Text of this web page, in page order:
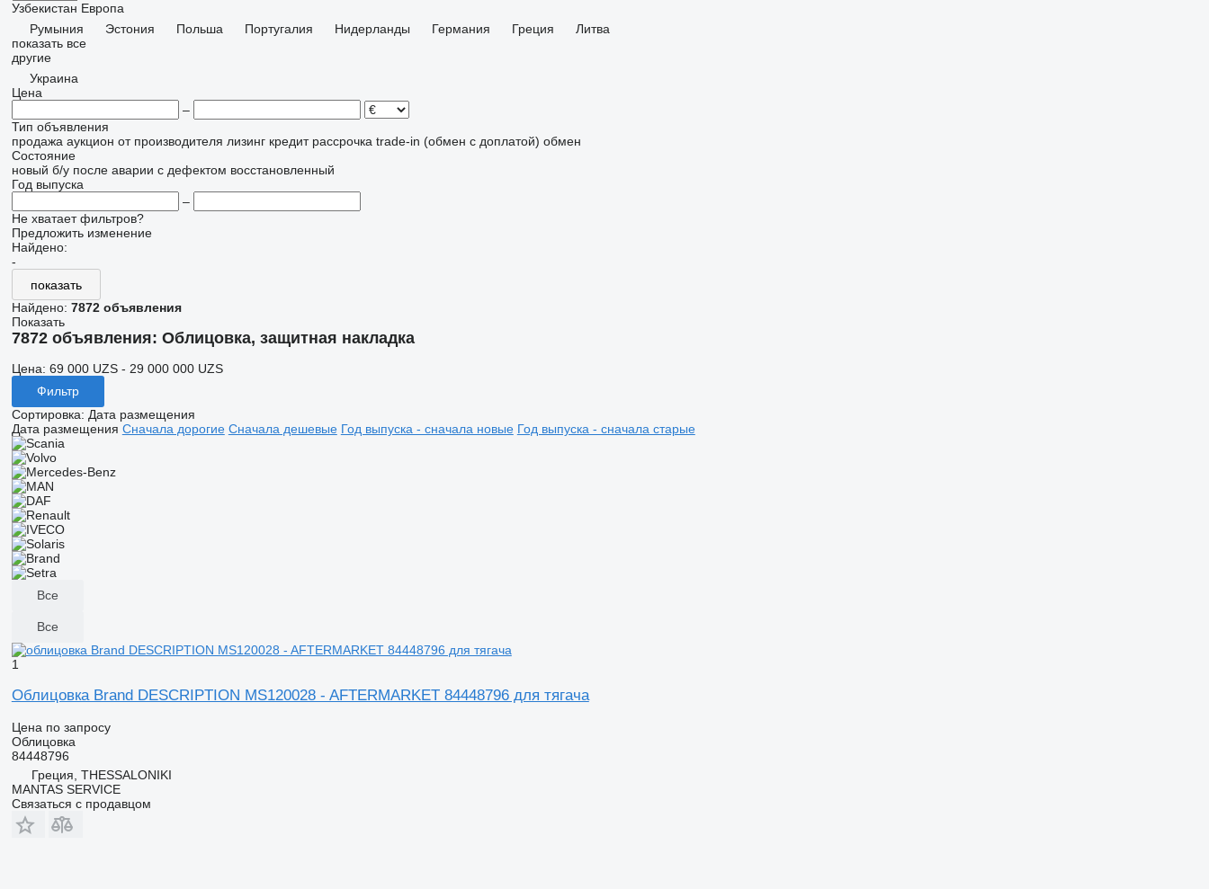
Узбекистан Европа
Румыния
Эстония Польша Португалия Нидерланды Германия Греция
Литва
показать все
другие
Украина
Цена
–
Тип объявления
продажа аукцион от производителя лизинг кредит рассрочка trade-in (обмен с доплатой) обмен
Состояние
новый б/у после аварии с дефектом восстановленный
Год выпуска
–
Не хватает фильтров?
Предложить изменение
Найдено:
-
показать
Найдено: 7872 объявления
Показать
7872 объявления: Облицовка, защитная накладка
Цена: 69 000 UZS - 29 000 000 UZS
Фильтр
Сортировка: Дата размещения
Дата размещения Сначала дорогие Сначала дешевые Год выпуска - сначала новые Год выпуска - сначала старые
Все
Все
1
Облицовка Brand DESCRIPTION MS120028 - AFTERMARKET 84448796 для тягача
Цена по запросу
Облицовка
84448796
Греция, THESSALONIKI
MANTAS SERVICE
Связаться с продавцом